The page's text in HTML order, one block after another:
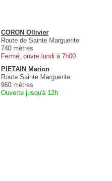
CORON Ollivier
Route de Sainte Marguerite
740 mètres
Fermé, ouvre lundi à 7h00
PIETAIN Marion
Route Sainte Marguerite
960 mètres
Ouverte jusqu'à 12h